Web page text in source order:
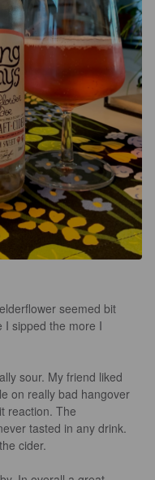
seemed bit
I sipped the more I
sour. My friend liked
on really bad hangover
reaction. The
tasted in any drink.
cider.